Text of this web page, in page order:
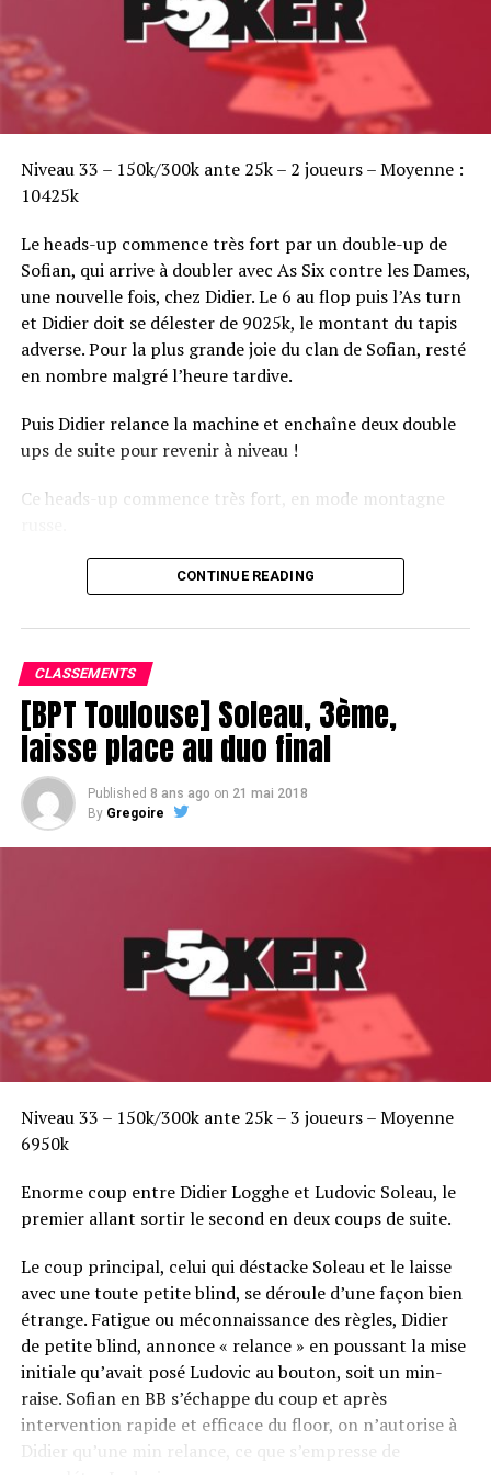
Niveau 33 – 150k/300k ante 25k – 2 joueurs – Moyenne :
10425k
Le heads-up commence très fort par un double-up de
Sofian, qui arrive à doubler avec As Six contre les Dames,
une nouvelle fois, chez Didier. Le 6 au flop puis l’As turn
et Didier doit se délester de 9025k, le montant du tapis
adverse. Pour la plus grande joie du clan de Sofian, resté
en nombre malgré l’heure tardive.
Puis Didier relance la machine et enchaîne deux double
ups de suite pour revenir à niveau !
Ce heads-up commence très fort, en mode montagne
Le champagne va réchauffer si les deux finalistes ne se décident pas !
CONTINUE READING
CLASSEMENTS
[BPT Toulouse] Soleau, 3ème,
laisse place au duo final
Published 8 ans ago on 21 mai 2018
By Gregoire
Niveau 33 – 150k/300k ante 25k – 3 joueurs – Moyenne
6950k
Enorme coup entre Didier Logghe et Ludovic Soleau, le
premier allant sortir le second en deux coups de suite.
Le coup principal, celui qui déstacke Soleau et le laisse
avec une toute petite blind, se déroule d’une façon bien
étrange. Fatigue ou méconnaissance des règles, Didier
de petite blind, annonce « relance » en poussant la mise
initiale qu’avait posé Ludovic au bouton, soit un min-
raise. Sofian en BB s’échappe du coup et après
intervention rapide et efficace du floor, on n’autorise à
Didier qu’une min relance, ce que s’empresse de